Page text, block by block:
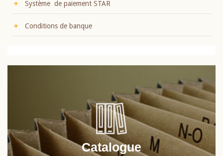
Système de paiement STAR
Conditions de banque
Catalogue